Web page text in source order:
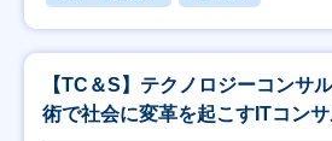
【TC＆S】テクノロジーコンサ
術で社会に変革を起こすITコン